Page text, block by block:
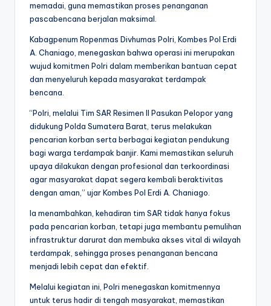
memadai, guna memastikan proses penanganan
pascabencana berjalan maksimal.
Kabagpenum Ropenmas Divhumas Polri, Kombes Pol Erdi
A. Chaniago, menegaskan bahwa operasi ini merupakan
wujud komitmen Polri dalam memberikan bantuan cepat
dan menyeluruh kepada masyarakat terdampak
bencana.
“Polri, melalui Tim SAR Resimen II Pasukan Pelopor yang
didukung Polda Sumatera Barat, terus melakukan
pencarian korban serta berbagai kegiatan pendukung
bagi warga terdampak banjir. Kami memastikan seluruh
upaya dilakukan dengan profesional dan terkoordinasi
agar masyarakat dapat segera kembali beraktivitas
dengan aman,” ujar Kombes Pol Erdi A. Chaniago.
Ia menambahkan, kehadiran tim SAR tidak hanya fokus
pada pencarian korban, tetapi juga membantu pemulihan
infrastruktur darurat dan membuka akses vital di wilayah
terdampak, sehingga proses penanganan bencana
menjadi lebih cepat dan efektif.
Melalui kegiatan ini, Polri menegaskan komitmennya
untuk terus hadir di tengah masyarakat, memastikan